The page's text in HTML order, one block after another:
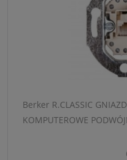
Berker R.CLASSIC
KOMPUTEROWE